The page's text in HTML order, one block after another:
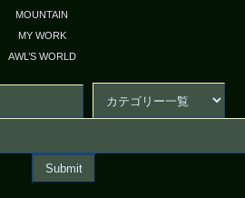
MOUNTAIN
MY WORK
AWL’S WORLD